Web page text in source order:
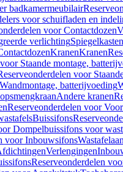
badkamermeubilair
voor schuifladen en
voor Contactdozen
verlichtingSpiegelkasten
KranenKranen
Staande montage,
voor
batterijvoeding
Andere kranen
Reserveonderdelen voor
Buissifons
Dompelbuissifons voor
voor Inbouwsifons
Verlengingen
Reserveonderdelen